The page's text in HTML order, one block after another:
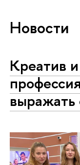
Новости
Креатив